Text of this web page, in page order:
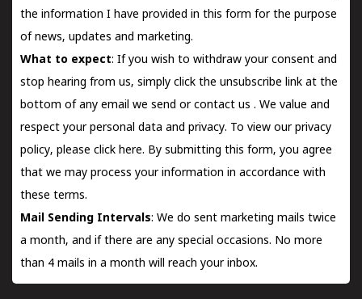
the information I have provided in this form for the purpose
of news, updates and marketing.
What to expect: If you wish to withdraw your consent and
stop hearing from us, simply click the unsubscribe link at the
bottom of any email we send orcontact us . We value and
respect your personal data and privacy. To view our privacy
policy, please click here. By submitting this form, you agree
that we may process your information in accordance with
these terms.
Mail Sending Intervals: We do sent marketing mails twice
a month, and if there are any special occasions. No more
than 4 mails in a month will reach your inbox.